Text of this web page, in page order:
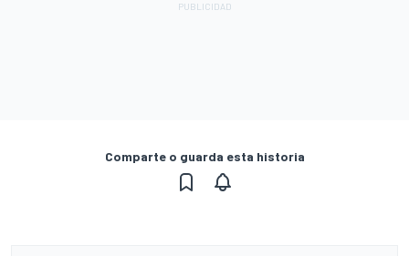
Comparte o guarda esta historia